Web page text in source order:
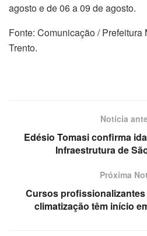
agosto e de 06 a 09 de agosto.
Fonte: Comunicação /
Trento.
Notícia
Edésio Tomasi confirma
Infraestrutura de
Próxima
Cursos
climatização têm início